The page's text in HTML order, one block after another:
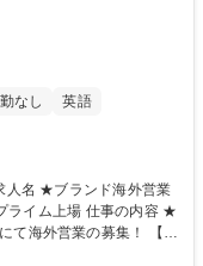
なし
英語
仕事の内容 ★
て海外営業の募集！ 【上
】 欧州を中心とした海